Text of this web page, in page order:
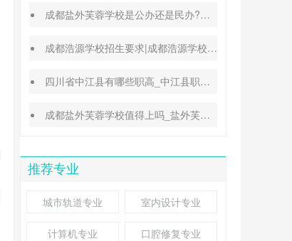
成都盐外芙蓉学校是公办还是民办?高考升学率高吗?
成都浩源学校招生要求|成都浩源学校升学率高吗?
四川省中江县有哪些职高_中江县职业中专学校好不好
成都盐外芙蓉学校值得上吗_盐外芙蓉学校好不好
推荐专业
城市轨道专业 室内设计专业
计算机专业 口腔修复专业